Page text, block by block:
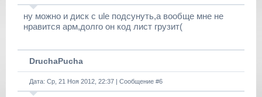
ну можно и диск с ule подсунуть,а вообще мне не
нравится арм,долго он код лист грузит(
DruchaPucha
Дата: Ср, 21 Ноя 2012, 22:37 | Сообщение #6